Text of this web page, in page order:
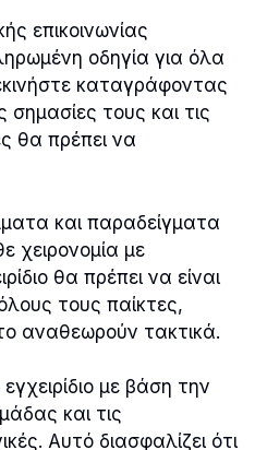
επικοινωνίας
οδηγία για όλα
καταγράφοντας
σημασίες τους και τις
θα πρέπει να
και παραδείγματα
χειρονομία με
θα πρέπει να είναι
τους παίκτες,
αναθεωρούν τακτικά.
με βάση την
και τις
Αυτό διασφαλίζει ότι